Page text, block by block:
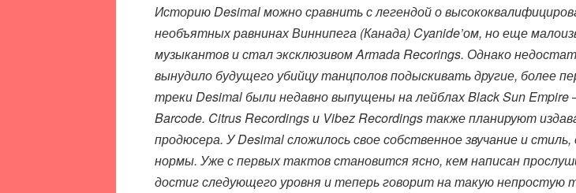
Историю Desimal можно сравнить с легендой о
необъятных равнинах Виннипега (Канада) Cyanide’ом, но еще
музыкантов и стал эксклюзивом Armada Recorings. Однако
вынудило будущего убийцу танцполов подыскивать другие, более
треки Desimal были недавно выпущены на лейблах Black Sun
Barcode. Citrus Recordings и Vibez Recordings также планируют
продюсера. У Desimal сложилось свое собственное звучание и
нормы. Уже с первых тактов становится ясно, кем написан
достиг следующего уровня и теперь говорит на такую непростую